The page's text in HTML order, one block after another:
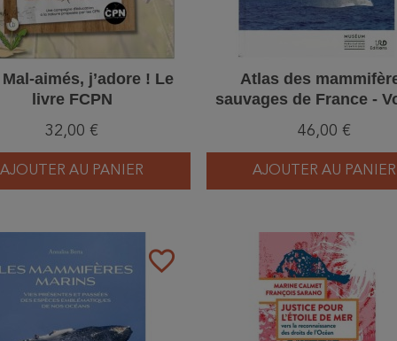
aimés, j’adore ! Le
livre FCPN
32,00 €
AJOUTER AU PANIER
Atlas des
sauvages de France -
46,00 €
AJOUTER AU PANIER
favorite_border